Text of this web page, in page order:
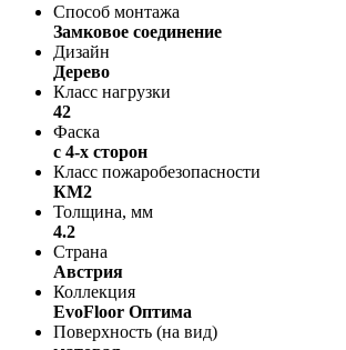
Способ монтажа
Замковое соединение
Дизайн
Дерево
Класс нагрузки
42
Фаска
с 4-х сторон
Класс пожаробезопасности
КМ2
Толщина, мм
4.2
Страна
Австрия
Коллекция
EvoFloor Оптима
Поверхность (на вид)